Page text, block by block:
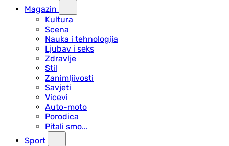
Magazin
Kultura
Scena
Nauka i tehnologija
Ljubav i seks
Zdravlje
Stil
Zanimljivosti
Savjeti
Vicevi
Auto-moto
Porodica
Pitali smo...
Sport